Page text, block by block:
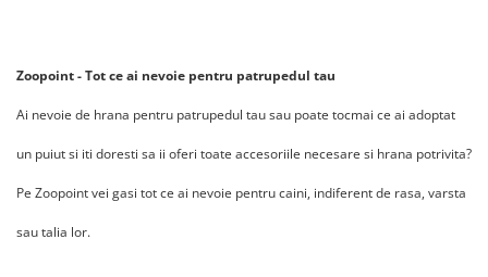
Zoopoint - Tot ce ai nevoie pentru patrupedul tau
Ai nevoie de hrana pentru patrupedul tau sau poate tocmai ce ai adoptat
un puiut si iti doresti sa ii oferi toate accesoriile necesare si hrana potrivita?
Pe Zoopoint vei gasi tot ce ai nevoie pentru caini, indiferent de rasa, varsta
sau talia lor.